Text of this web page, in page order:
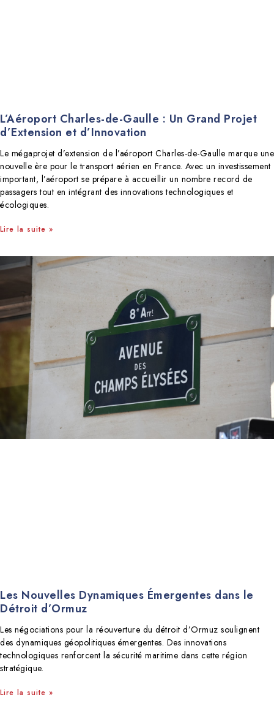
L’Aéroport Charles-de-Gaulle : Un Grand Projet
d’Extension et d’Innovation
Le mégaprojet d’extension de l’aéroport Charles-de-Gaulle marque une
nouvelle ère pour le transport aérien en France. Avec un investissement
important, l’aéroport se prépare à accueillir un nombre record de
passagers tout en intégrant des innovations technologiques et
écologiques.
Lire la suite »
Les Nouvelles Dynamiques Émergentes dans le
Détroit d’Ormuz
Les négociations pour la réouverture du détroit d’Ormuz soulignent
des dynamiques géopolitiques émergentes. Des innovations
technologiques renforcent la sécurité maritime dans cette région
stratégique.
Lire la suite »